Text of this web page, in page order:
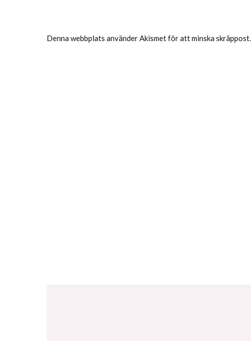
Denna webbplats använder Akismet för att minska skräppost.